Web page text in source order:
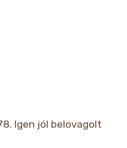
Igen jól belovagolt